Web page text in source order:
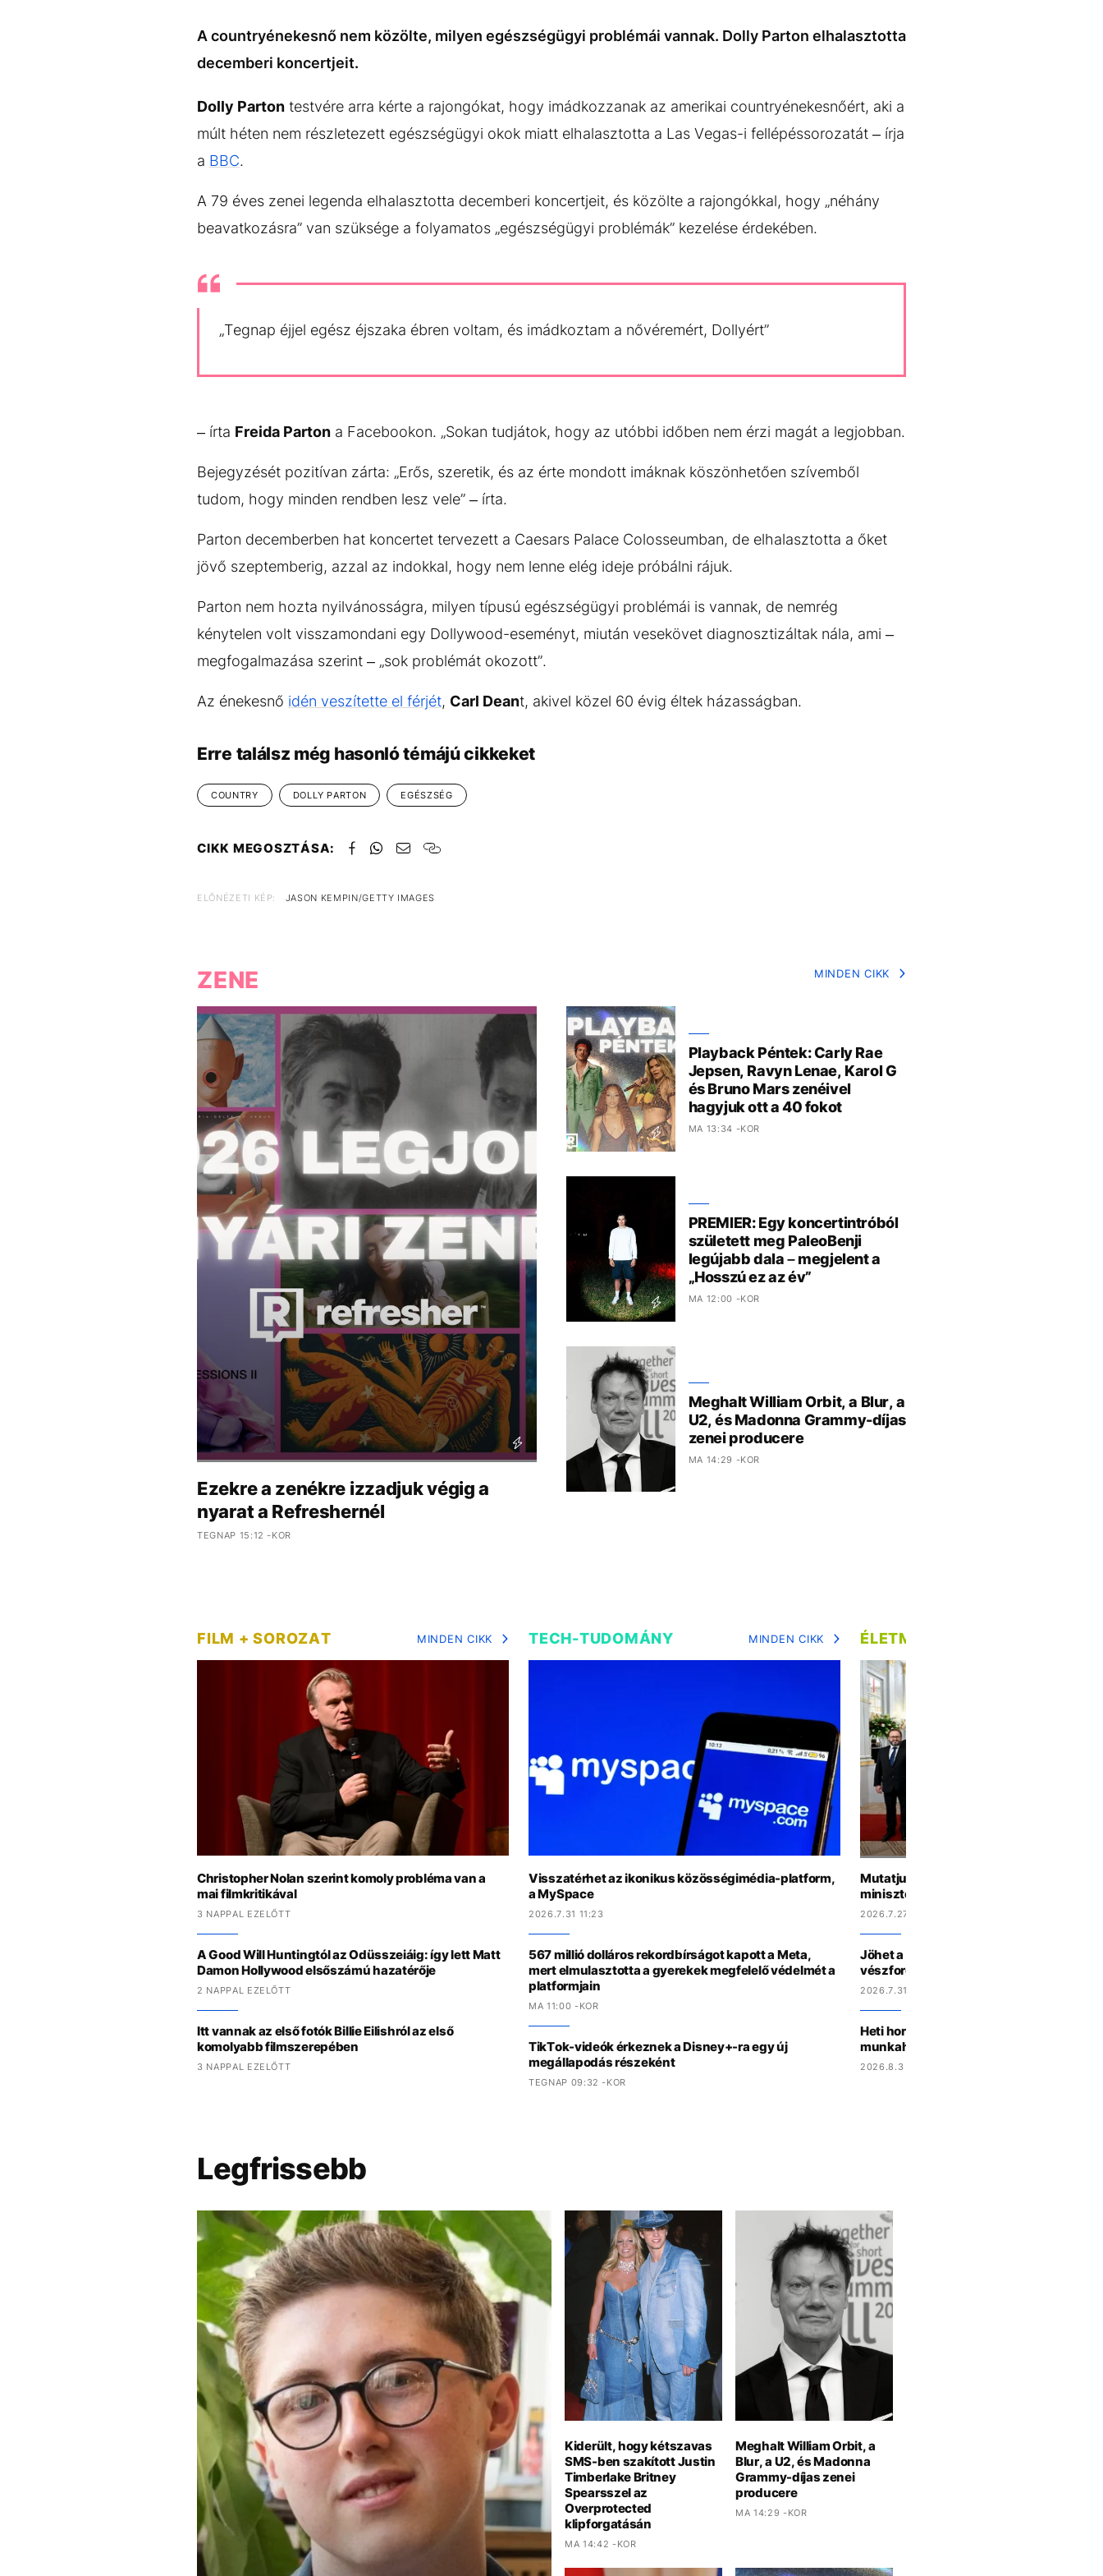
KvízMédiaajánlatImpresszum
A countryénekesnő nem közölte, milyen egészségügyi problémái vannak. Dolly Parton elhalasztotta
decemberi koncertjeit.
Dolly Parton testvére arra kérte a rajongókat, hogy imádkozzanak az amerikai countryénekesnőért, aki a
múlt héten nem részletezett egészségügyi okok miatt elhalasztotta a Las Vegas-i fellépéssorozatát – írja
a BBC.
A 79 éves zenei legenda elhalasztotta decemberi koncertjeit, és közölte a rajongókkal, hogy „néhány
beavatkozásra” van szüksége a folyamatos „egészségügyi problémák” kezelése érdekében.
„Tegnap éjjel egész éjszaka ébren voltam, és imádkoztam a nővéremért, Dollyért”
– írta Freida Parton a Facebookon. „Sokan tudjátok, hogy az utóbbi időben nem érzi magát a legjobban.
Bejegyzését pozitívan zárta: „Erős, szeretik, és az érte mondott imáknak köszönhetően szívemből
tudom, hogy minden rendben lesz vele” – írta.
Parton decemberben hat koncertet tervezett a Caesars Palace Colosseumban, de elhalasztotta a őket
jövő szeptemberig, azzal az indokkal, hogy nem lenne elég ideje próbálni rájuk.
Parton nem hozta nyilvánosságra, milyen típusú egészségügyi problémái is vannak, de nemrég
kénytelen volt visszamondani egy Dollywood-eseményt, miután vesekövet diagnosztizáltak nála, ami –
megfogalmazása szerint – „sok problémát okozott”.
Az énekesnő idén veszítette el férjét, Carl Deant, akivel közel 60 évig éltek házasságban.
Erre találsz még hasonló témájú cikkeket
COUNTRY DOLLY PARTON EGÉSZSÉG
CIKK MEGOSZTÁSA:
ELŐNÉZETI KÉP: JASON KEMPIN/GETTY IMAGES
ZENE MINDEN CIKK
Ezekre a zenékre izzadjuk végig a
nyarat a Refreshernél
TEGNAP 15:12 -KOR
Playback Péntek: Carly Rae
Jepsen, Ravyn Lenae, Karol G
és Bruno Mars zenéivel
hagyjuk ott a 40 fokot
MA 13:34 -KOR
PREMIER: Egy koncertintróból
született meg PaleoBenji
legújabb dala – megjelent a
„Hosszú ez az év”
MA 12:00 -KOR
Meghalt William Orbit, a Blur, a
U2, és Madonna Grammy-díjas
zenei producere
MA 14:29 -KOR
FILM + SOROZAT MINDEN CIKK
Christopher Nolan szerint komoly probléma van a
mai filmkritikával
3 NAPPAL EZELŐTT
A Good Will Huntingtól az Odüsszeiáig: így lett Matt
Damon Hollywood elsőszámú hazatérője
2 NAPPAL EZELŐTT
Itt vannak az első fotók Billie Eilishról az első
komolyabb filmszerepében
3 NAPPAL EZELŐTT
TECH-TUDOMÁNY MINDEN CIKK
Visszatérhet az ikonikus közösségimédia-platform,
a MySpace
2026.7.31 11:23
567 millió dolláros rekordbírságot kapott a Meta,
mert elmulasztotta a gyerekek megfelelő védelmét a
platformjain
MA 11:00 -KOR
TikTok-videók érkeznek a Disney+-ra egy új
megállapodás részeként
TEGNAP 09:32 -KOR
ÉLETMÓD
Mutatjuk, te Magyar Péter kormányából
miniszter lennél a horoszkópod alapján
2026.7.27 15:44
Jöhet a háromórás áramszünet? Így
vészforgatókönyv Magyarországon
2026.7.31 15:27
Heti horoszkóp: a Skorpiók randizni
munkahelyi krásst, a Kosok új barátokat
2026.8.3 15:07
Legfrissebb
Kiderült, hogy kétszavas
SMS-ben szakított Justin
Timberlake Britney
Spearsszel az
Overprotected
klipforgatásán
MA 14:42 -KOR
Meghalt William Orbit, a
Blur, a U2, és Madonna
Grammy-díjas zenei
producere
MA 14:29 -KOR